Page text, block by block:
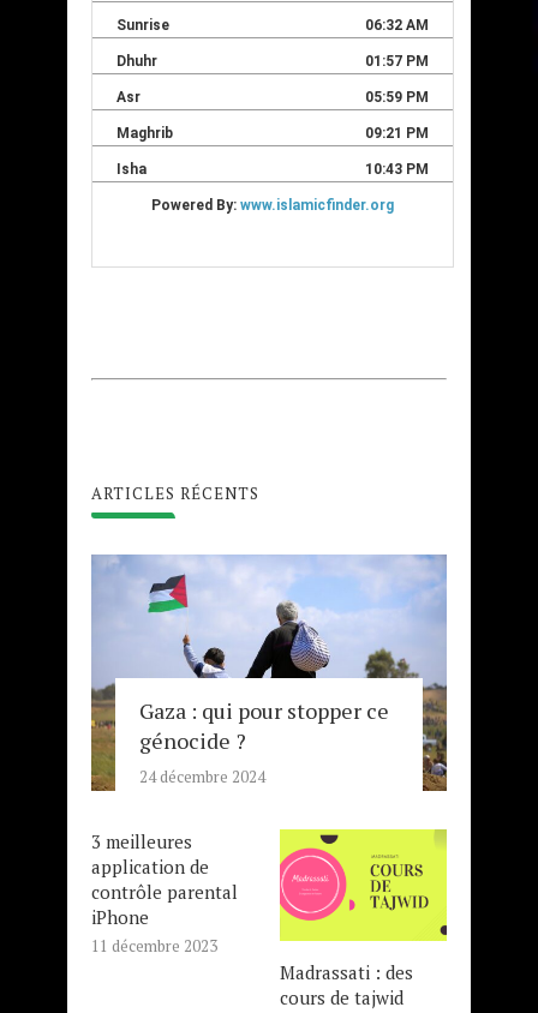
ARTICLES RÉCENTS
Gaza : qui pour stopper ce
génocide ?
24 décembre 2024
3 meilleures
application de
contrôle parental
iPhone
11 décembre 2023
Madrassati : des
cours de tajwid